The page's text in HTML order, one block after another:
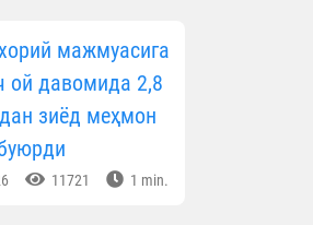
мажмуасига
ой давомида 2,8
зиёд меҳмон
11721 1 min.